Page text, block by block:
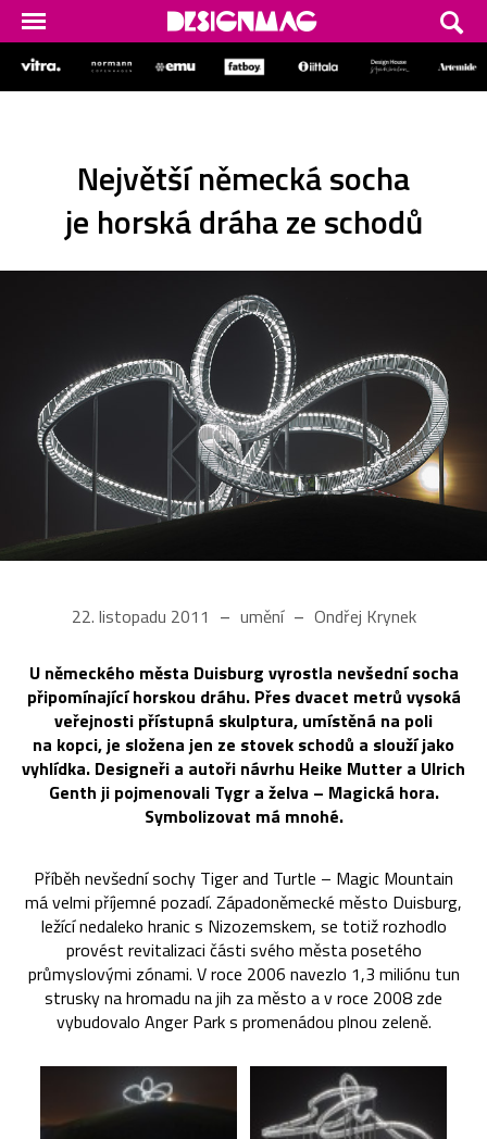
Největší německá socha
je horská dráha ze schodů
22. listopadu 2011 umění Ondřej Krynek
U německého města Duisburg vyrostla nevšední socha
připomínající horskou dráhu. Přes dvacet metrů vysoká
veřejnosti přístupná skulptura, umístěná na poli
na kopci, je složena jen ze stovek schodů a slouží jako
vyhlídka. Designeři a autoři návrhu Heike Mutter a Ulrich
Genth ji pojmenovali Tygr a želva – Magická hora.
Symbolizovat má mnohé.
Příběh nevšední sochy Tiger and Turtle – Magic Mountain
má velmi příjemné pozadí. Západoněmecké město Duisburg,
ležící nedaleko hranic s Nizozemskem, se totiž rozhodlo
provést revitalizaci části svého města posetého
průmyslovými zónami. V roce 2006 navezlo 1,3 miliónu tun
strusky na hromadu na jih za město a v roce 2008 zde
vybudovalo Anger Park s promenádou plnou zeleně.